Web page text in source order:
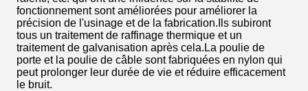
fonctionnement sont améliorées pour améliorer la
précision de l'usinage et de la fabrication.Ils subiront
tous un traitement de raffinage thermique et un
traitement de galvanisation après cela.La poulie de
porte et la poulie de câble sont fabriquées en nylon qui
peut prolonger leur durée de vie et réduire efficacement
le bruit.